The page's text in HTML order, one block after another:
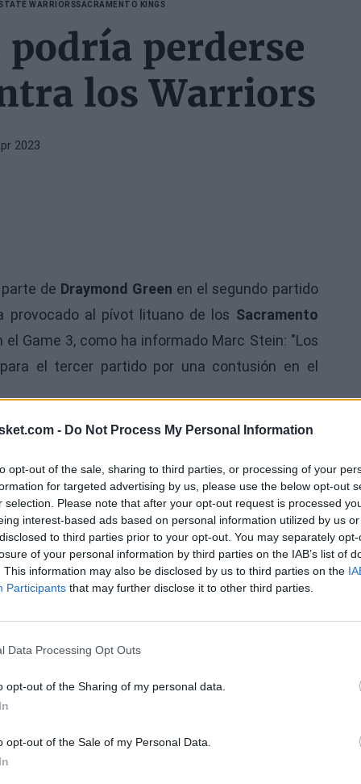
- Do Not Process My Personal Information
opt-out of the sale, sharing to third parties, or processing of your
for targeted advertising by us, please use the below opt-out
selection. Please note that after your opt-out request is processed
interest-based ads based on personal information utilized by us
to third parties prior to your opt-out. You may separately
of your personal information by third parties on the IAB’s list of
This information may also be disclosed by us to third parties on the
Participants that may further disclose it to other third parties.
Data Processing Opt Outs
opt-out of the Sharing of my personal data.
opt-out of the Sale of my Personal Data.
WARRIORSSACRAMENTO KINGS
perderse
los Warriors
2023
de Draymond Green en el segundo partido
provocado al pívot lituano de los Sacramento
Game 3, como ha informado Marc Stein: "Los
el tercer partido por una contusión en el
dura para los Warriors, pero la falta de Sabonis
ventaja de 2 a 0.
3 with a sternum contusion.